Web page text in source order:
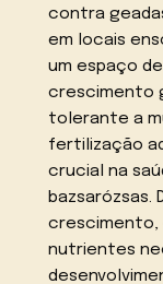
contra
em locais
um espaço
crescimento
tolerante a
fertilização
crucial na
bazsarózsas.
crescimento,
nutrientes